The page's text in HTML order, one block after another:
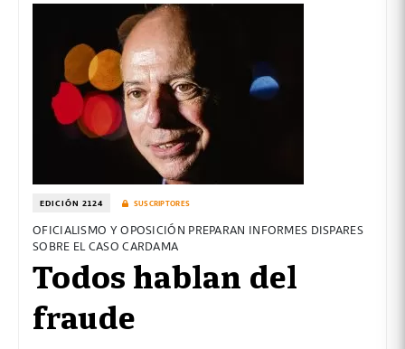
EDICIÓN 2124 SUSCRIPTORES
OFICIALISMO Y OPOSICIÓN PREPARAN INFORMES DISPARES
SOBRE EL CASO CARDAMA
Todos hablan del
fraude